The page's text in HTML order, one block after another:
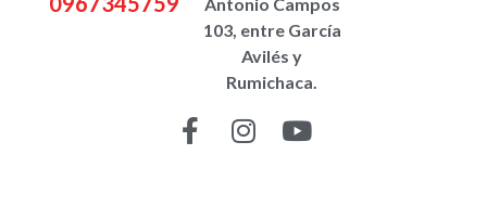
103, entre García
Avilés y
Rumichaca.